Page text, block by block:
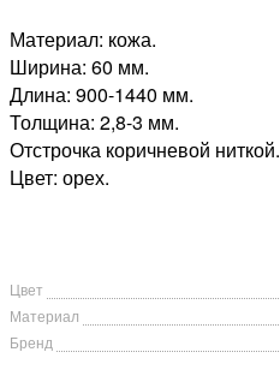
Материал: кожа.
Ширина: 60 мм.
Длина: 900-1440 мм.
Толщина: 2,8-3 мм.
Отстрочка коричневой ниткой.
Цвет: орех.
Цвет
Материал
Бренд